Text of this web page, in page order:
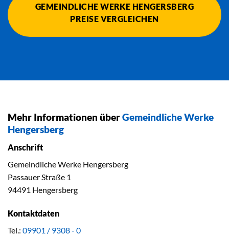
GEMEINDLICHE WERKE HENGERSBERG
PREISE VERGLEICHEN
Mehr Informationen überGemeindliche Werke
Hengersberg
Anschrift
Gemeindliche Werke Hengersberg
Passauer Straße 1
94491 Hengersberg
Kontaktdaten
Tel.: 09901 / 9308 - 0